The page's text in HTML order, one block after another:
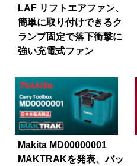
LAF リフトエアファン、
簡単に取り付けできるク
ランプ固定で落下衝撃に
強い充電式ファン
Makita MD00000001
MAKTRAKを発表、バッ